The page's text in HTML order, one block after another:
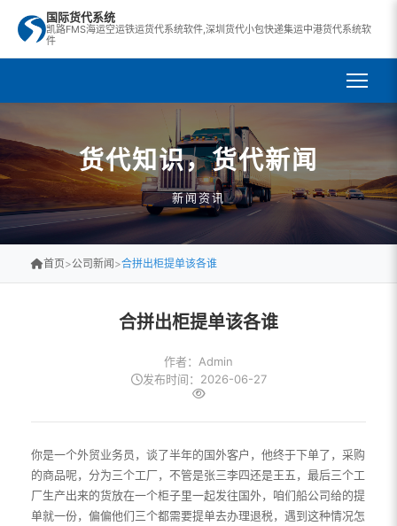
国际货代系统
凯路FMS海运空运铁运货代系统软件,深圳货代小包快递集运中港货代系统软
件
货代知识，货代新闻
新闻资讯
首页>公司新闻 >合拼出柜提单该各谁
合拼出柜提单该各谁
作者：Admin
发布时间：2026-06-27
你是一个外贸业务员，谈了半年的国外客户，他终于下单了，采购
的商品呢，分为三个工厂，不管是张三李四还是王五，最后三个工
厂生产出来的货放在一个柜子里一起发往国外，咱们船公司给的提
单就一份，偏偏他们三个都需要提单去办理退税，遇到这种情况怎